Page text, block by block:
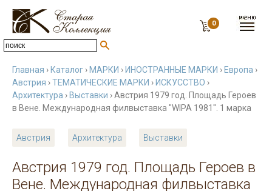
0
Главная › Каталог › МАРКИ › ИНОСТРАННЫЕ МАРКИ › Европа ›
Австрия ›ТЕМАТИЧЕСКИЕ МАРКИ › ИСКУССТВО ›
Архитектура › Выставки › Австрия 1979 год. Площадь Героев
в Вене. Международная филвыставка "WIPA 1981". 1 марка
Австрия Архитектура Выставки
Австрия 1979 год. Площадь Героев в
Вене. Международная филвыставка